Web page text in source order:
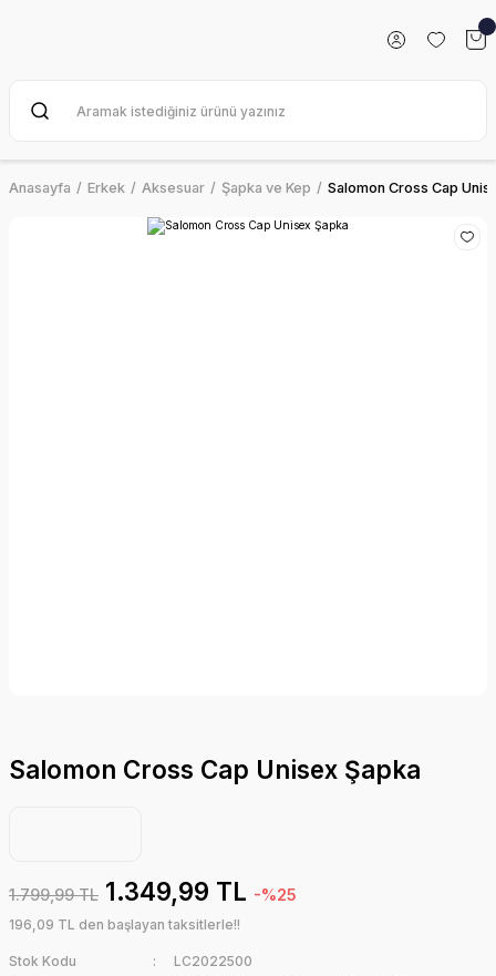
Anasayfa Erkek Aksesuar Şapka ve Kep Salomon Cross Cap
Salomon Cross Cap Unisex Şapka
1.799,99 TL 1.349,99 TL -%25
196,09 TL den başlayan taksitlerle!!
Stok Kodu
LC2022500